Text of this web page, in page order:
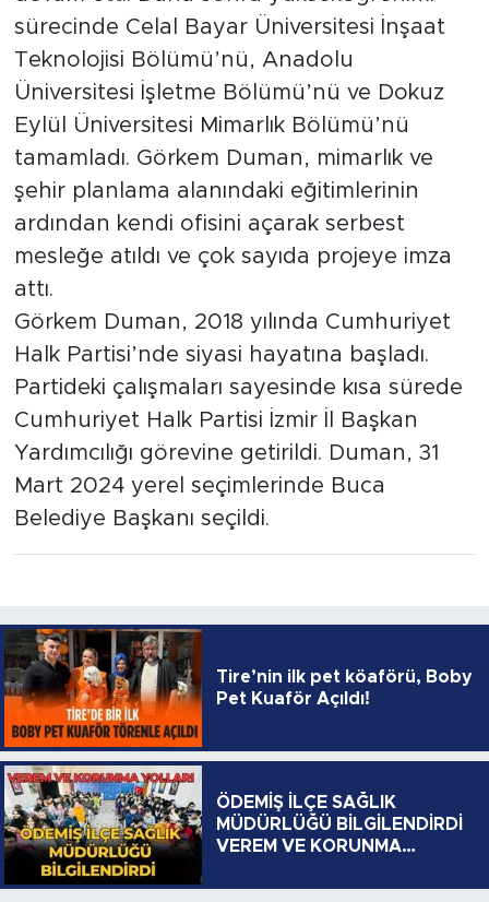
sürecinde Celal Bayar Üniversitesi İnşaat
Teknolojisi Bölümü’nü, Anadolu
Üniversitesi İşletme Bölümü’nü ve Dokuz
Eylül Üniversitesi Mimarlık Bölümü’nü
tamamladı. Görkem Duman, mimarlık ve
şehir planlama alanındaki eğitimlerinin
ardından kendi ofisini açarak serbest
mesleğe atıldı ve çok sayıda projeye imza
attı.
Görkem Duman, 2018 yılında Cumhuriyet
Halk Partisi’nde siyasi hayatına başladı.
Partideki çalışmaları sayesinde kısa sürede
Cumhuriyet Halk Partisi İzmir İl Başkan
Yardımcılığı görevine getirildi. Duman, 31
Mart 2024 yerel seçimlerinde Buca
Belediye Başkanı seçildi.
Tire’nin ilk pet köaförü, Boby
Pet Kuaför Açıldı!
ÖDEMİŞ İLÇE SAĞLIK
MÜDÜRLÜĞÜ BİLGİLENDİRDİ
VEREM VE KORUNMA